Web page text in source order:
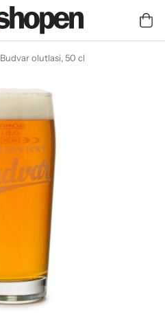
Budvar olutlasi, 50 cl